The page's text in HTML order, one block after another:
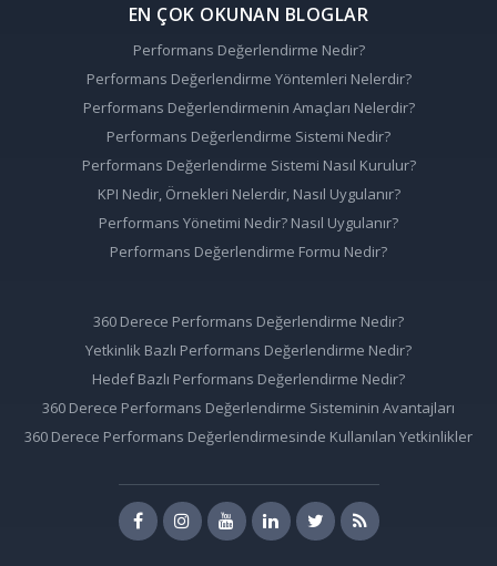
EN ÇOK OKUNAN BLOGLAR
Performans Değerlendirme Nedir?
Performans Değerlendirme Yöntemleri Nelerdir?
Performans Değerlendirmenin Amaçları Nelerdir?
Performans Değerlendirme Sistemi Nedir?
Performans Değerlendirme Sistemi Nasıl Kurulur?
KPI Nedir, Örnekleri Nelerdir, Nasıl Uygulanır?
Performans Yönetimi Nedir? Nasıl Uygulanır?
Performans Değerlendirme Formu Nedir?
360 Derece Performans Değerlendirme Nedir?
Yetkinlik Bazlı Performans Değerlendirme Nedir?
Hedef Bazlı Performans Değerlendirme Nedir?
360 Derece Performans Değerlendirme Sisteminin Avantajları
360 Derece Performans Değerlendirmesinde Kullanılan Yetkinlikler